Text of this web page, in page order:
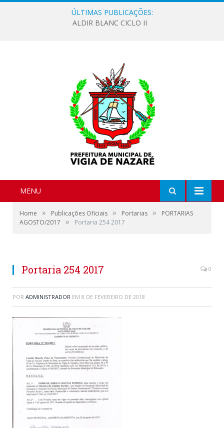
ÚLTIMAS PUBLICAÇÕES:
ALDIR BLANC CICLO II
MENU
Home » Publicações Oficiais » Portarias »
PORTARIAS
AGOSTO/2017
» Portaria 254 2017
Portaria 254 2017 0
POR ADMINISTRADOR EM 8 DE FEVEREIRO DE 2018